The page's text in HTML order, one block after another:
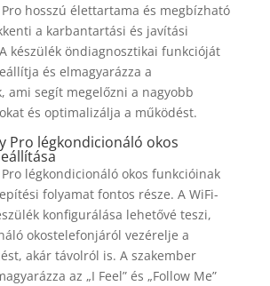
hosszú élettartama és megbízható
a karbantartási és javítási
készülék öndiagnosztikai funkcióját
és elmagyarázza a
ami segít megelőzni a nagyobb
és optimalizálja a működést.
Pro légkondicionáló okos
légkondicionáló okos funkcióinak
folyamat fontos része. A WiFi-
konfigurálása lehetővé teszi,
okostelefonjáról vezérelje a
akár távolról is. A szakember
az „I Feel” és „Follow Me”